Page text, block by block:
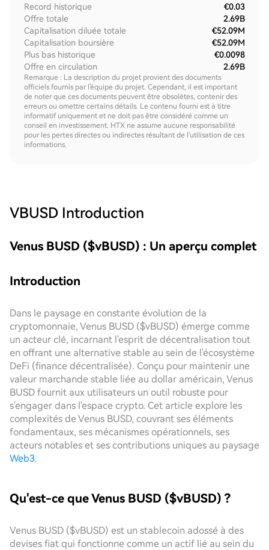
Record historique
€0.03
Offre totale
2.69B
Capitalisation diluée totale
€52.09M
Capitalisation boursière
€52.09M
Plus bas historique
€0.0098
Offre en circulation
2.69B
Remarque : La description du projet provient des documents
officiels fournis par l'équipe du projet. Cependant, il est important
de noter que ces documents peuvent être obsolètes, contenir des
erreurs ou omettre certains détails. Le contenu fourni est à titre
informatif uniquement et ne doit pas être considéré comme un
conseil en investissement. HTX ne assume aucune responsabilité
pour les pertes directes ou indirectes résultant de l'utilisation de ces
informations.
VBUSD Introduction
Venus BUSD ($vBUSD) : Un aperçu complet
Introduction
Dans le paysage en constante évolution de la
cryptomonnaie, Venus BUSD ($vBUSD) émerge comme
un acteur clé, incarnant l'esprit de décentralisation tout
en offrant une alternative stable au sein de l'écosystème
DeFi (finance décentralisée). Conçu pour maintenir une
valeur marchande stable liée au dollar américain, Venus
BUSD fournit aux utilisateurs un outil robuste pour
s'engager dans l'espace crypto. Cet article explore les
complexités de Venus BUSD, couvrant ses éléments
fondamentaux, ses mécanismes opérationnels, ses
acteurs notables et ses contributions uniques au paysage
Web3.
Qu'est-ce que Venus BUSD ($vBUSD) ?
Venus BUSD ($vBUSD) est un stablecoin adossé à des
devises fiat qui fonctionne comme un actif lié au sein du